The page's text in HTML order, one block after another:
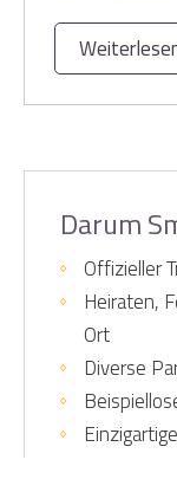
Darum
Offizieller
Heiraten,
Ort
Diverse